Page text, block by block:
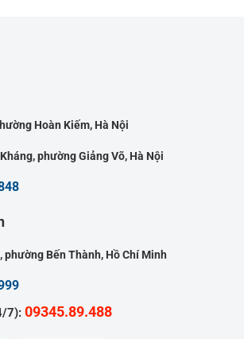
Hoàn Kiếm, Hà Nội
phường Giảng Võ, Hà Nội
phường Bến Thành, Hồ Chí Minh
7): 09345.89.488